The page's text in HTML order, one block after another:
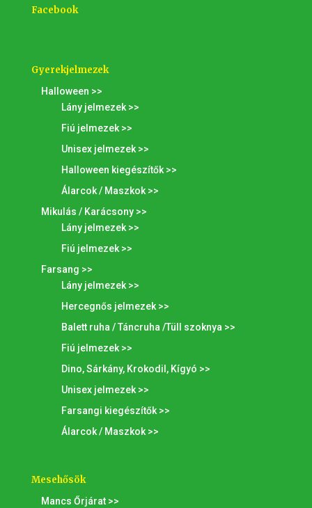
Facebook
Gyerekjelmezek
Halloween >>
Lány jelmezek >>
Fiú jelmezek >>
Unisex jelmezek >>
Halloween kiegészítők >>
Álarcok / Maszkok >>
Mikulás / Karácsony >>
Lány jelmezek >>
Fiú jelmezek >>
Farsang >>
Lány jelmezek >>
Hercegnős jelmezek >>
Balett ruha / Táncruha /Tüll szoknya >>
Fiú jelmezek >>
Dino, Sárkány, Krokodil, Kígyó >>
Unisex jelmezek >>
Farsangi kiegészítők >>
Álarcok / Maszkok >>
Mesehősök
Mancs Őrjárat >>